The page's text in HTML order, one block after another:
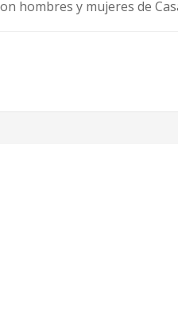
hombres y mujeres de